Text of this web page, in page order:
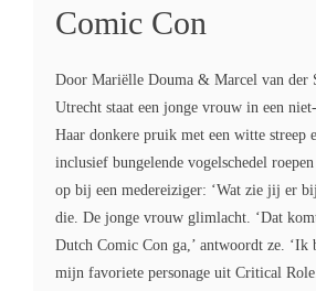
Comic Con
Door Mariëlle Douma & Marcel van der
Utrecht staat een jonge vrouw in een
Haar donkere pruik met een witte streep
inclusief bungelende vogelschedel
op bij een medereiziger: ‘Wat zie jij er
die. De jonge vrouw glimlacht. ‘Dat
Dutch Comic Con ga,’ antwoordt ze. ‘Ik
mijn favoriete personage uit Critical